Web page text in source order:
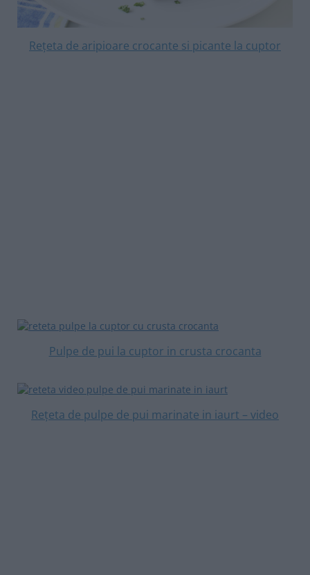
Rețeta de aripioare crocante si picante la cuptor
Pulpe de pui la cuptor in crusta crocanta
Rețeta de pulpe de pui marinate in iaurt – video